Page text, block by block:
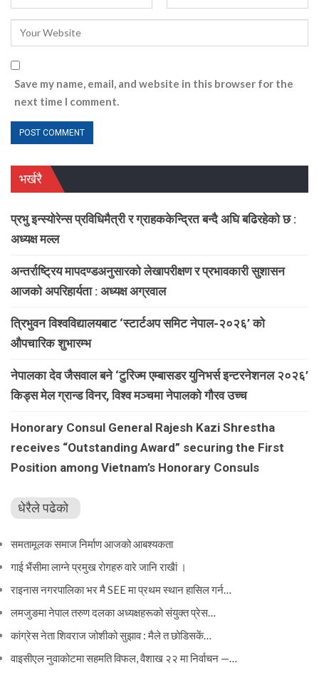
Save my name, email, and website in this browser for the
next time I comment.
भर्खरै
प्रभु इन्स्योरेन्स प्रविधिमैत्री र ग्राहककेन्द्रित बन्दै अघि बढिरहेको छ :
अध्यक्ष मल्ल
अन्तर्राष्ट्रिय मापदण्डअनुसारको लेखापरीक्षण र प्रभावकारी सुशासन
आजको अपरिहार्यता : अध्यक्ष अग्रवाल
त्रिभुवन विश्वविद्यालयबाट ‘स्टार्टअप समिट नेपाल-२०२६’ को
औपचारिक शुभारम्भ
नेपालका देव जैसवाल बने ‘टुरिज्म एम्बासडर युनिभर्स इन्टरनेशनल २०२६’
किड्स मेल ग्रान्ड विनर, विश्व मञ्चमा नेपालको गौरव उच्च
Honorary Consul General Rajesh Kazi Shrestha
receives “Outstanding Award” securing the First
Position among Vietnam’s Honorary Consuls
धेरैले पढेको
समतामूलक समाज निर्माण आजको आबश्यकता
गाई भैंसीमा लाग्ने प्रमुख रोगहरु वारे जानि राखैां ।
राइनास नगरपालिका भर मै SEE मा प्रथम स्थान हासिल गर्न…
लमजुङमा नेपाल तरुण दलका अध्यक्षहरूको संयुक्त प्रेस…
कांग्रेस नेता शिवराज जोशीको सुझाव : मैले त छोडिसकें…
वाइसीएल नुवाकोटमा सहमति विफल, वैशाख २२ मा निर्वाचन —…